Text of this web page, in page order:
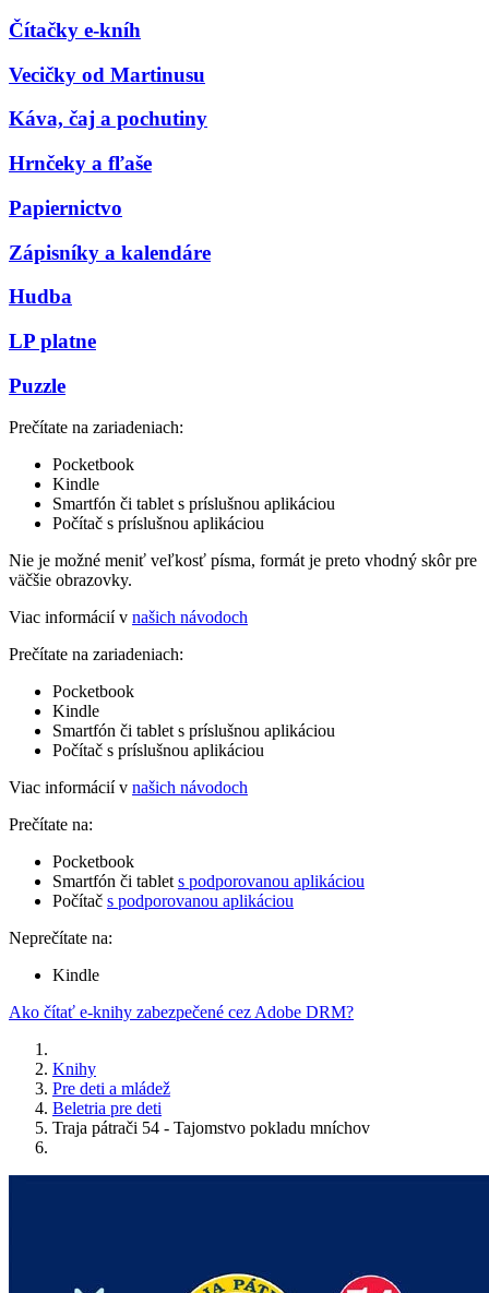
Čítačky e-kníh
Vecičky od Martinusu
Káva, čaj a pochutiny
Hrnčeky a fľaše
Papiernictvo
Zápisníky a kalendáre
Hudba
LP platne
Puzzle
Prečítate na zariadeniach:
Pocketbook
Kindle
Smartfón či tablet s príslušnou aplikáciou
Počítač s príslušnou aplikáciou
Nie je možné meniť veľkosť písma, formát je preto vhodný skôr pre
väčšie obrazovky.
Viac informácií v našich návodoch
Prečítate na zariadeniach:
Pocketbook
Kindle
Smartfón či tablet s príslušnou aplikáciou
Počítač s príslušnou aplikáciou
Viac informácií v našich návodoch
Prečítate na:
Pocketbook
Smartfón či tablet s podporovanou aplikáciou
Počítač s podporovanou aplikáciou
Neprečítate na:
Kindle
Ako čítať e-knihy zabezpečené cez Adobe DRM?
Knihy
Pre deti a mládež
Beletria pre deti
Traja pátrači 54 - Tajomstvo pokladu mníchov